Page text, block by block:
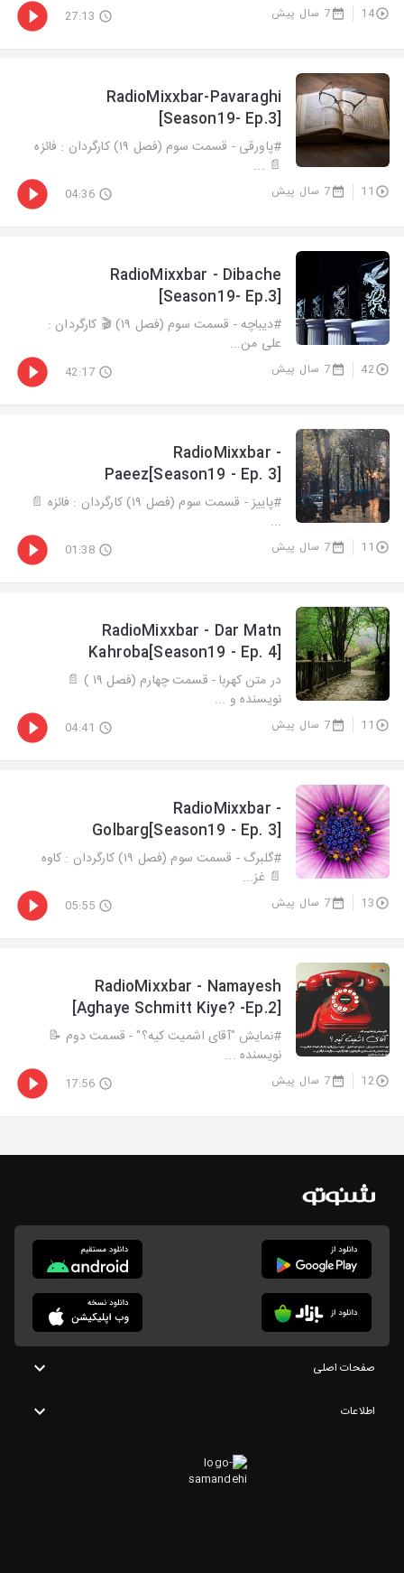
14 7 سال پیش 27:13
RadioMixxbar-Pavaraghi
[Season19- Ep.3]
#پاورقی - قسمت سوم (فصل ١٩) کارگردان : فائزه
📄 ...
11 7 سال پیش 04:36
RadioMixxbar - Dibache
[Season19- Ep.3]
#دیباچه - قسمت سوم (فصل ١٩) 🎬 كارگردان :
علی من...
42 7 سال پیش 42:17
RadioMixxbar -
Paeez[Season19 - Ep. 3]
#پاییز - قسمت سوم (فصل ۱۹) کارگردان : فائزه 📄
...
11 7 سال پیش 01:38
RadioMixxbar - Dar Matn
Kahroba[Season19 - Ep. 4]
در متن کهربا - قسمت چهارم (فصل ١٩ ) 📄
نویسنده و ...
11 7 سال پیش 04:41
RadioMixxbar -
Golbarg[Season19 - Ep. 3]
#گلبرگ - قسمت سوم (فصل ١٩) کارگردان : کاوه
📄 غز...
13 7 سال پیش 05:55
RadioMixxbar - Namayesh
[Aghaye Schmitt Kiye? -Ep.2]
#نمایش "آقای اشمیت کیه؟" - قسمت دوم 📝
نویسنده ...
12 7 سال پیش 17:56
صفحات اصلی
اطلاعات